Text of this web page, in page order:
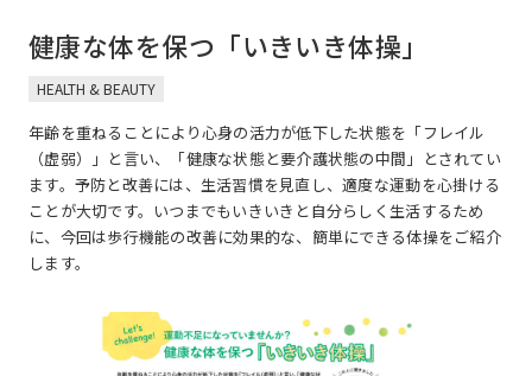
健康な体を保つ「いきいき体操」
HEALTH & BEAUTY
年齢を重ねることにより心身の活力が低下した状態を「フレイル
（虚弱）」と言い、「健康な状態と要介護状態の中間」とされてい
ます。予防と改善には、生活習慣を見直し、適度な運動を心掛ける
ことが大切です。いつまでもいきいきと自分らしく生活するため
に、今回は歩行機能の改善に効果的な、簡単にできる体操をご紹介
します。
阪急阪神ホールディングス